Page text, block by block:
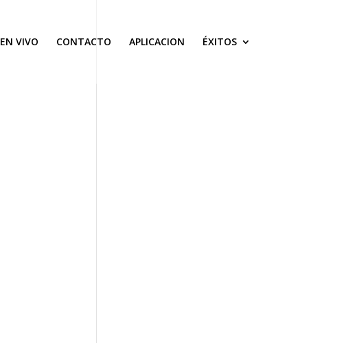
VIVO CONTACTO APLICACION ÉXITOS